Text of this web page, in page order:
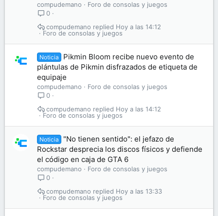
compudemano
Foro de consolas y juegos
0
Foro de consolas y juegos
Hoy a las 14:12
compudemano
Noticia
Pikmin Bloom recibe nuevo evento de
plántulas de Pikmin disfrazados de etiqueta de
equipaje
compudemano
Foro de consolas y juegos
0
Foro de consolas y juegos
Hoy a las 14:12
compudemano
Noticia
"No tienen sentido": el jefazo de
Rockstar desprecia los discos físicos y defiende
el código en caja de GTA 6
compudemano
Foro de consolas y juegos
0
Foro de consolas y juegos
Hoy a las 13:33
compudemano